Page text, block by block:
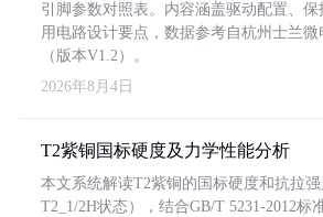
引脚参数对照表。内容涵盖驱动配置、保
用电路设计要点，数据参考自杭州士兰微
（版本V1.2）。
2026年8月4日
T2紫铜国标硬度及力学性能分析
本文系统解读T2紫铜的国标硬度和抗拉强
T2_1/2H状态），结合GB/T 5231-2012标